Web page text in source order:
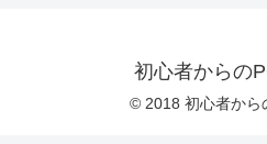
初心者からの
© 2018 初心者から